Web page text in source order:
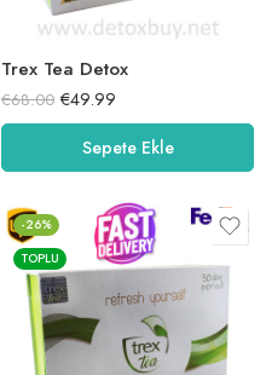
Trex Tea Detox
€68.00 €49.99
Sepete Ekle
-26%
TOPLU